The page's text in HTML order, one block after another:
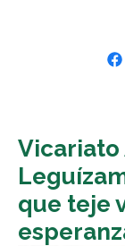
Vicariato
que teje